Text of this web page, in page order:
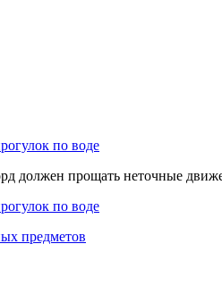
по воде
должен прощать неточные
по воде
предметов